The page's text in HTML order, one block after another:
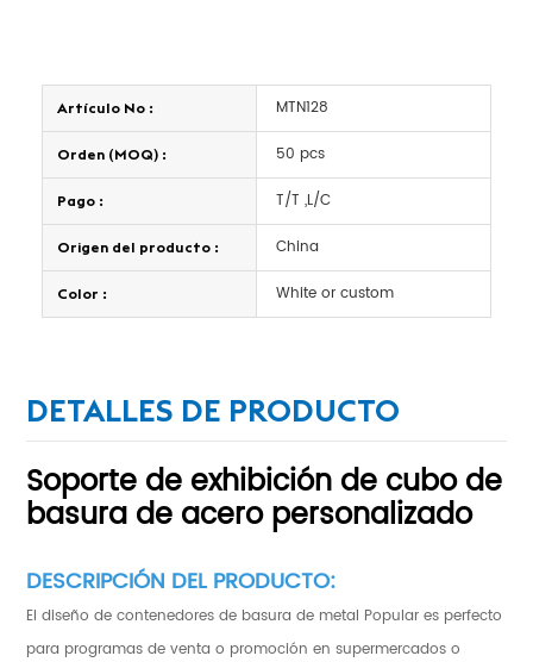
Artículo No : MTN128
Orden (MOQ) : 50 pcs
Pago : T/T ,L/C
Origen del producto : China
Color : White or custom
DETALLES DE PRODUCTO
Soporte de exhibición de cubo de
basura de acero personalizado
DESCRIPCIÓN DEL PRODUCTO:
El diseño de contenedores de basura de metal Popular es perfecto
para programas de venta o promoción en supermercados o